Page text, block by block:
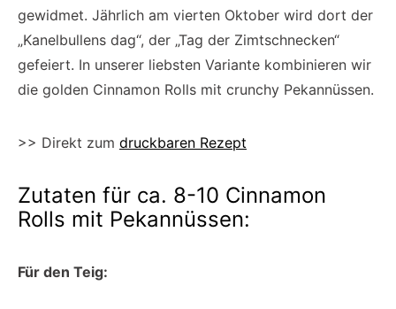
gewidmet. Jährlich am vierten Oktober wird dort der
„Kanelbullens dag“, der „Tag der Zimtschnecken“
gefeiert. In unserer liebsten Variante kombinieren wir
die golden Cinnamon Rolls mit crunchy Pekannüssen.
>> Direkt zum druckbaren Rezept
Zutaten für ca. 8-10 Cinnamon
Rolls mit Pekannüssen:
Für den Teig: